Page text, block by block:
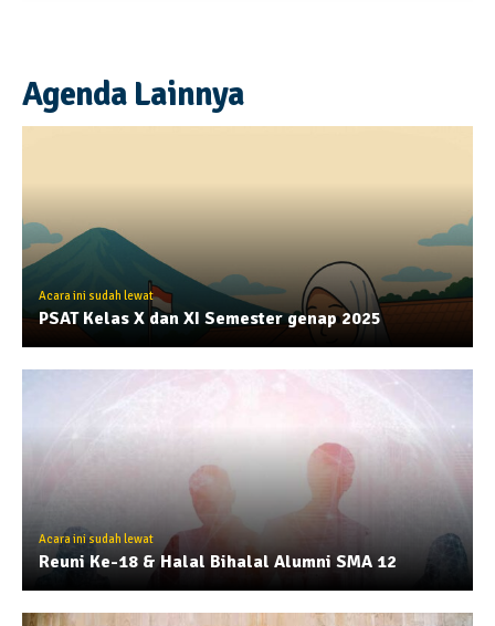
Agenda Lainnya
Acara ini sudah lewat
PSAT Kelas X dan XI Semester genap 2025
Acara ini sudah lewat
Reuni Ke-18 & Halal Bihalal Alumni SMA 12